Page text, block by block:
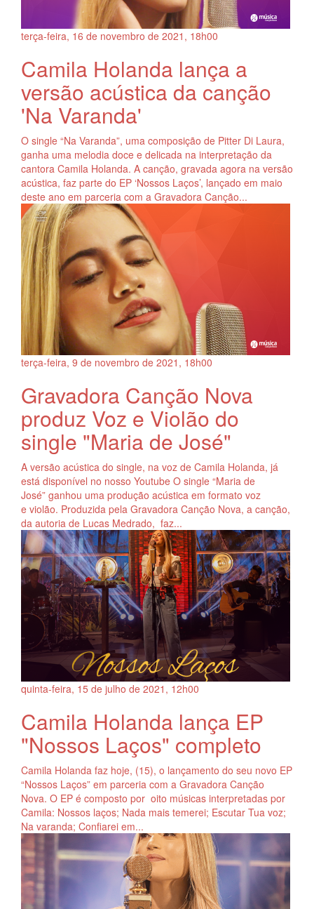
terça-feira, 16 de novembro de 2021, 18h00
Camila Holanda lança a
versão acústica da canção
'Na Varanda'
O single “Na Varanda”, uma composição de Pitter Di Laura,
ganha uma melodia doce e delicada na interpretação da
cantora Camila Holanda. A canção, gravada agora na versão
acústica, faz parte do EP ‘Nossos Laços’, lançado em maio
deste ano em parceria com a Gravadora Canção...
terça-feira, 9 de novembro de 2021, 18h00
Gravadora Canção Nova
produz Voz e Violão do
single "Maria de José"
A versão acústica do single, na voz de Camila Holanda, já
está disponível no nosso Youtube O single “Maria de
José” ganhou uma produção acústica em formato voz
e violão. Produzida pela Gravadora Canção Nova, a canção,
da autoria de Lucas Medrado, faz...
quinta-feira, 15 de julho de 2021, 12h00
Camila Holanda lança EP
"Nossos Laços" completo
Camila Holanda faz hoje, (15), o lançamento do seu novo EP
“Nossos Laços” em parceria com a Gravadora Canção
Nova. O EP é composto por oito músicas interpretadas por
Camila: Nossos laços; Nada mais temerei; Escutar Tua voz;
Na varanda; Confiarei em...